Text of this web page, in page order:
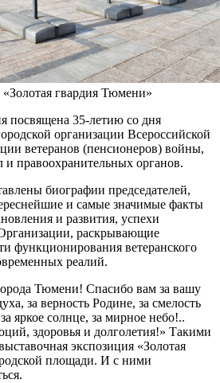
гвардия Тюмени»
посвящена 35-летию со дня
организации Всероссийской
ветеранов (пенсионеров) войны,
правоохранительных органов.
биографии председателей,
и самые значимые факты
и развития, успехи
раскрывающие
функционирования ветеранского
реалий.
Тюмени! Спасибо вам за вашу
за верность Родине, за смелость
яркое солнце, за мирное небо!..
здоровья и долголетия!» Такими
экспозиция «Золотая
площади. И с ними